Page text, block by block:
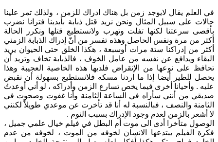
في العلم يقال لايوجد زمن بل هناك ادراك للزمن ، ولذلك تمر علينا
حالات على سبيل المثال ونحن نريد قتل ذبابة بأيدينا فترانا نضرب
بأقصى سرعتنا لكنها تفلت وتهرب ولانستطيع قتلها ونكرر الحالة
أكثر من مرة ونفس الحاصل وهذه تفسر من أنّ إدراك الذبابة الزمني
أكثر من إدراكنا ستة مرات أوسبعة ، هكذا الخلق حتى الحيوان يريد
البقاء ويدافع عن نفسه من عامل الخوف ، فالذبابة تخاف وتريد أن
تحافظ على نوعها من الإنقراض فلديها هذه الخاصية العجيبة وهذا
يحصل للطير أيضا إذا ما اردنا مسكه فلانستطيع بسهولة أن نقبض
عليه . وأحيانا أخرى فيما يخص تسارع الزمن وأدراكه ، لو أني أوعدتُ
صديقي من أنني سأراه في الساعة الثامنة وأنا غفوت وصحوت في
الثامنة والنصف ، فبالنسبة له أنا قد تأخرت عن موعدي طويلاً لكنني
لا أشعر بالزمن لعدم وجود الإدراك بسبب النوم .
الوصول متأخرا أدى الى موت أم البطل في فيلم خيال علمي جميل ،
فكرة الفيلم يبتدعها الانسان لخوفه من الموت ، لخوفه من عدم